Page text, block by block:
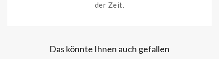
der Zeit.
Das könnte Ihnen auch gefallen